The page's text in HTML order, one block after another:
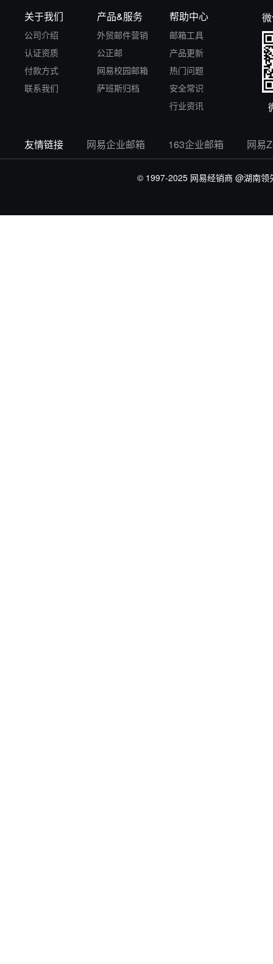
关于我们
公司介绍
认证资质
付款方式
联系我们
产品&服务
外贸邮件营销
公正邮
网易校园邮箱
萨班斯归档
帮助中心
邮箱工具
产品更新
热门问题
安全常识
行业资讯
友情链接 网易企业邮箱 163企业邮箱 网易
© 1997-2025 网易经销商 @湖南领